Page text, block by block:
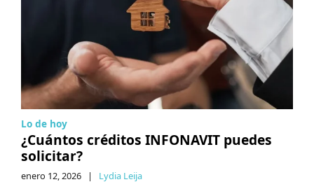
Lo de hoy
¿Cuántos créditos INFONAVIT puedes
solicitar?
enero 12, 2026 | Lydia Leija